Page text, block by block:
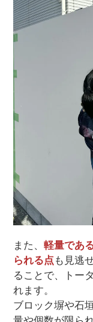
また、 軽量であ
られる点も見逃
ることで、トー
れます。
ブロック塀や石